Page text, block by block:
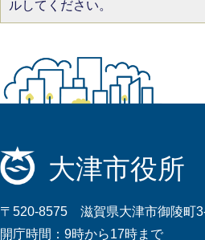
ルしてください。
大津市役所
〒520-8575 滋賀県大津市御陵町
開庁時間：9時から17時まで